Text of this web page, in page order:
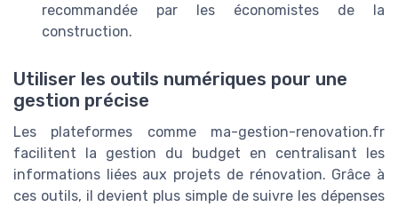
recommandée par les économistes de la
construction.
Utiliser les outils numériques pour une
gestion précise
Les plateformes comme ma-gestion-renovation.fr
facilitent la gestion du budget en centralisant les
informations liées aux projets de rénovation. Grâce à
ces outils, il devient plus simple de suivre les dépenses